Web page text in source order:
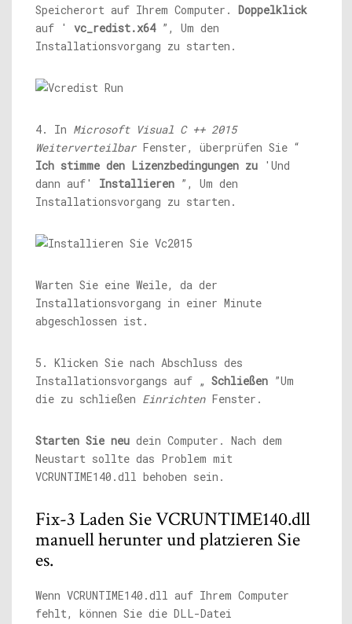
Speicherort auf Ihrem Computer. Doppelklick
auf ' vc_redist.x64”, Um den
Installationsvorgang zu starten.
4. In Microsoft Visual C ++ 2015
WeiterverteilbarFenster, überprüfen Sie “
Ich stimme den Lizenzbedingungen zu 'Und
dann auf' Installieren ”, Um den
Installationsvorgang zu starten.
Warten Sie eine Weile, da der
Installationsvorgang in einer Minute
abgeschlossen ist.
5. Klicken Sie nach Abschluss des
Installationsvorgangs auf „ Schließen ”Um
die zu schließen EinrichtenFenster.
Starten Sie neu dein Computer. Nach dem
Neustart sollte das Problem mit
VCRUNTIME140.dll behoben sein.
Fix-3 Laden Sie VCRUNTIME140.dll
manuell herunter und platzieren Sie
es.
Wenn VCRUNTIME140.dll auf Ihrem Computer
fehlt, können Sie die DLL-Datei